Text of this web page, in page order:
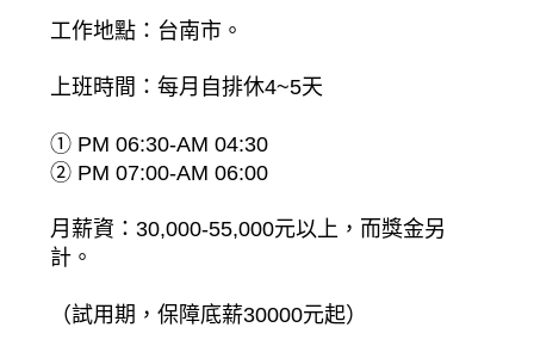
工作地點：台南市。
上班時間：每月自排休4~5天
① PM 06:30-AM 04:30
② PM 07:00-AM 06:00
月薪資：30,000-55,000元以上，而獎金另
計。
（試用期，保障底薪30000元起）